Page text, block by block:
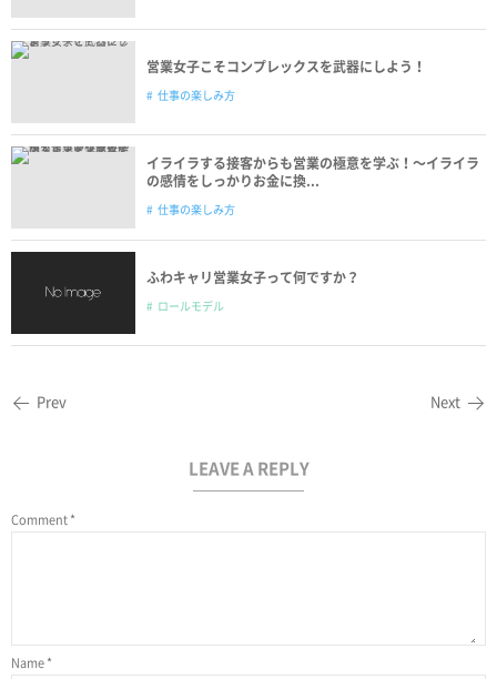
営業女子こそコンプレックスを武器にしよう！
仕事の楽しみ方
イライラする接客からも営業の極意を学ぶ！〜イライラ
の感情をしっかりお金に換...
仕事の楽しみ方
ふわキャリ営業女子って何ですか？
ロールモデル
Prev Next
LEAVE A REPLY
Comment*
Name*